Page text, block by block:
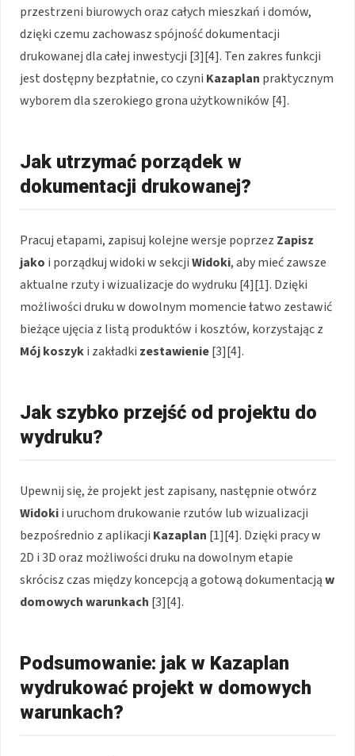
przestrzeni biurowych oraz całych mieszkań i domów,
dzięki czemu zachowasz spójność dokumentacji
drukowanej dla całej inwestycji [3][4]. Ten zakres funkcji
jest dostępny bezpłatnie, co czyni Kazaplan praktycznym
wyborem dla szerokiego grona użytkowników [4].
Jak utrzymać porządek w
dokumentacji drukowanej?
Pracuj etapami, zapisuj kolejne wersje poprzez Zapisz
jako i porządkuj widoki w sekcjiWidoki, aby mieć zawsze
aktualne rzuty i wizualizacje do wydruku [4][1]. Dzięki
możliwości druku w dowolnym momencie łatwo zestawić
bieżące ujęcia z listą produktów i kosztów, korzystając z
Mój koszyki zakładki zestawienie[3][4].
Jak szybko przejść od projektu do
wydruku?
Upewnij się, że projekt jest zapisany, następnie otwórz
Widokii uruchom drukowanie rzutów lub wizualizacji
bezpośrednio z aplikacji Kazaplan [1][4]. Dzięki pracy w
2D i 3D oraz możliwości druku na dowolnym etapie
skrócisz czas między koncepcją a gotową dokumentacjąw
domowych warunkach [3][4].
Podsumowanie: jak w Kazaplan
wydrukować projekt w domowych
warunkach?